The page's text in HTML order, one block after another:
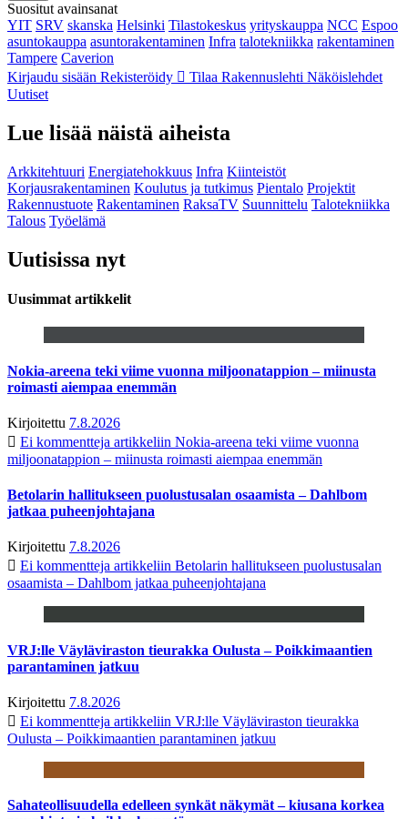
Suositut avainsanat
YIT SRV skanska Helsinki Tilastokeskus yrityskauppa NCC Espoo
asuntokauppa asuntorakentaminen Infra talotekniikka rakentaminen
Tampere Caverion
Kirjaudu sisään Rekisteröidy Tilaa Rakennuslehti Näköislehdet
Uutiset
Lue lisää näistä aiheista
Arkkitehtuuri Energiatehokkuus Infra Kiinteistöt
Korjausrakentaminen Koulutus ja tutkimus Pientalo Projektit
Rakennustuote Rakentaminen RaksaTV Suunnittelu Talotekniikka
Talous Työelämä
Uutisissa nyt
Uusimmat artikkelit
Nokia-areena teki viime vuonna miljoonatappion – miinusta
roimasti aiempaa enemmän
Kirjoitettu 7.8.2026
Ei kommentteja artikkeliin Nokia-areena teki viime vuonna
miljoonatappion – miinusta roimasti aiempaa enemmän
Betolarin hallitukseen puolustusalan osaamista – Dahlbom
jatkaa puheenjohtajana
Kirjoitettu 7.8.2026
Ei kommentteja artikkeliin Betolarin hallitukseen puolustusalan
osaamista – Dahlbom jatkaa puheenjohtajana
VRJ:lle Väyläviraston tieurakka Oulusta – Poikkimaantien
parantaminen jatkuu
Kirjoitettu 7.8.2026
Ei kommentteja artikkeliin VRJ:lle Väyläviraston tieurakka
Oulusta – Poikkimaantien parantaminen jatkuu
Sahateollisuudella edelleen synkät näkymät – kiusana korkea